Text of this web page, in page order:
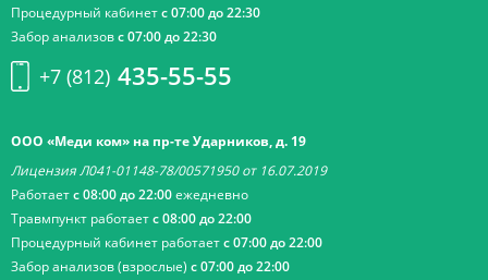
Процедурный кабинетс 07:00 до 22:30
Забор анализовс 07:00 до 22:30
+7 (812) 435-55-55
ООО «Меди ком» на пр-те Ударников, д. 19
Лицензия Л041-01148-78/00571950 от 16.07.2019
Работаетс 08:00 до 22:00ежедневно
Травмпункт работаетс 08:00 до 22:00
Процедурный кабинет работаетс 07:00 до 22:00
Забор анализов (взрослые) с 07:00 до 22:00